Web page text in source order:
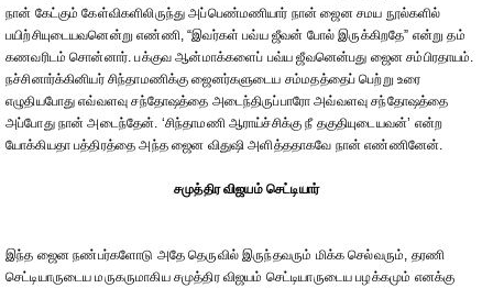
நான் கேட்கும் கேள்விகளிலிருந்து அப்பெண்மணியார் நான் ஜைன சமய நூல்களில்
பயிற்சியுடையவனென்று எண்ணி, “இவர்கள் பவ்ய ஜீவன் போல் இருக்கிறதே” என்று தம்
கணவரிடம் சொன்னார். பக்குவ ஆன்மாக்களைப் பவ்ய ஜீவனென்பது ஜைன சம்பிரதாயம்.
நச்சினார்க்கினியர் சிந்தாமணிக்கு ஜைனர்களுடைய சம்மதத்தைப் பெற்று உரை
எழுதியபோது எவ்வளவு சந்தோஷத்தை அடைந்திருப்பாரோ அவ்வளவு சந்தோஷத்தை
அப்போது நான் அடைந்தேன். ‘சிந்தாமணி ஆராய்ச்சிக்கு நீ தகுதியுடையவன்’ என்ற
யோக்கியதா பத்திரத்தை அந்த ஜைன விதுஷி அளித்ததாகவே நான் எண்ணினேன்.
சமுத்திர விஜயம் செட்டியார்
இந்த ஜைன நண்பர்களோடு அதே தெருவில் இருந்தவரும் மிக்க செல்வரும், தரணி
செட்டியாருடைய மருகருமாகிய சமுத்திர விஜயம் செட்டியாருடைய பழக்கமும் எனக்கு